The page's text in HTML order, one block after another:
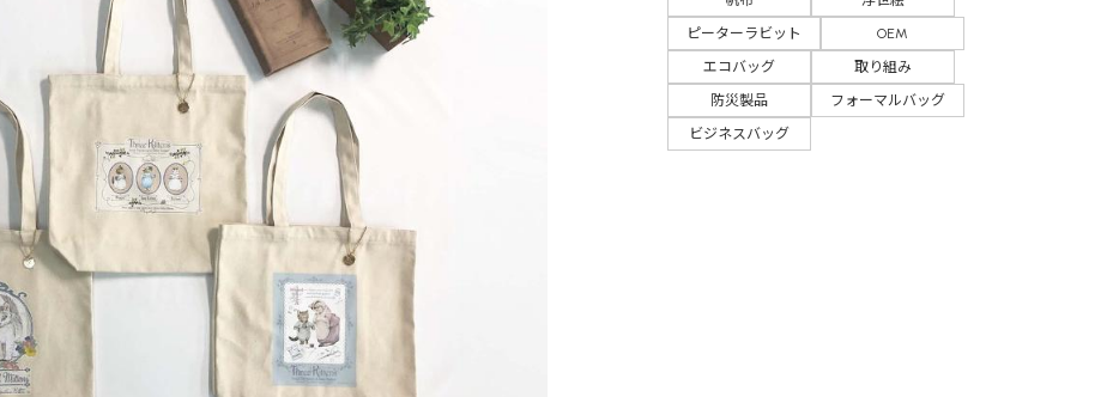
ピーターラビット
OEM
エコバッグ
取り組み
防災製品
フォーマルバッグ
ビジネスバッグ